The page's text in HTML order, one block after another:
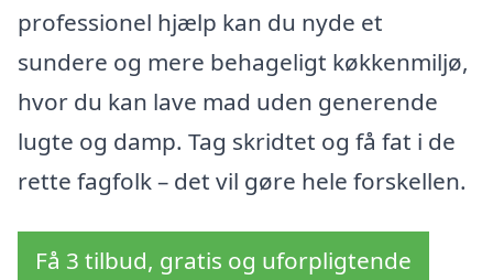
professionel hjælp kan du nyde et
sundere og mere behageligt køkkenmiljø,
hvor du kan lave mad uden generende
lugte og damp. Tag skridtet og få fat i de
rette fagfolk – det vil gøre hele forskellen.
Få 3 tilbud, gratis og uforpligtende